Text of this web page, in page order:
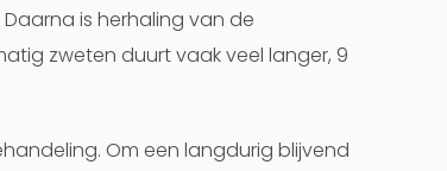
is herhaling van de
zweten duurt vaak veel langer, 9
Om een langdurig blijvend